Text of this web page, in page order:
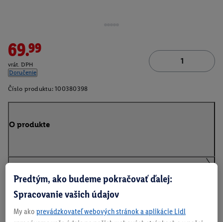
69.99
vrát. DPH
Doručenie
Číslo produktu: 100380398
O produkte
Na stiahnutie
Predtým, ako budeme pokračovať ďalej:
Spracovanie vašich údajov
My ako prevádzkovateľ webových stránok a aplikácie Lidl